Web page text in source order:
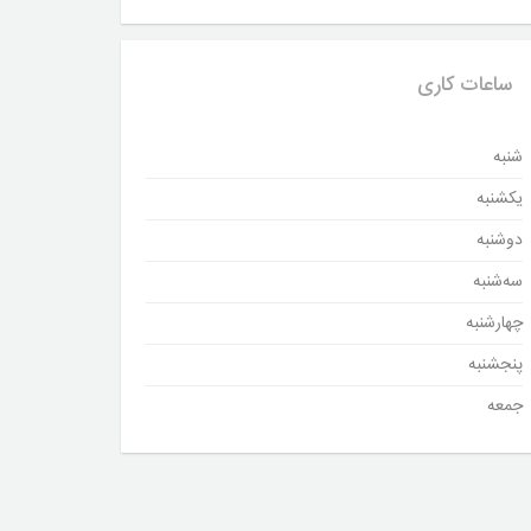
ساعات کاری
شنبه
یکشنبه
دوشنبه
سه‌شنبه
چهارشنبه
پنجشنبه
جمعه